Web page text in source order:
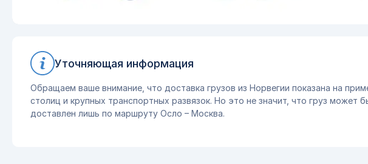
Уточняющая информация
Обращаем ваше внимание, что доставка грузов из Норвегии показана на
столиц и крупных транспортных развязок. Но это не значит, что груз может
доставлен лишь по маршруту Осло – Москва.